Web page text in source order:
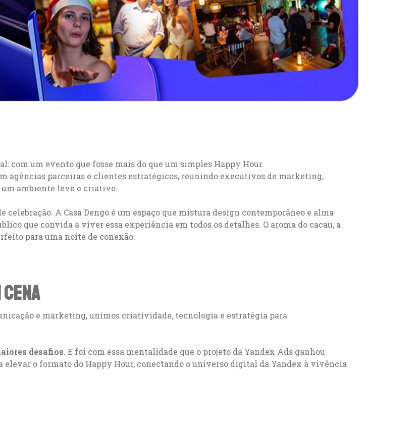
com um evento que fosse mais do que um simples Happy Hour.
agências parceiras e clientes estratégicos, reunindo executivos de marketing,
ambiente leve e criativo.
A Casa Dengo é um espaço que mistura design contemporâneo e alma
que convida a viver essa experiência em todos os detalhes. O aroma do cacau, a
para uma noite de conexão.
e marketing, unimos criatividade, tecnologia e estratégia para
desafios. E foi com essa mentalidade que o projeto da Yandex Ads ganhou
o formato do Happy Hour, conectando o universo digital da Yandex à vivência